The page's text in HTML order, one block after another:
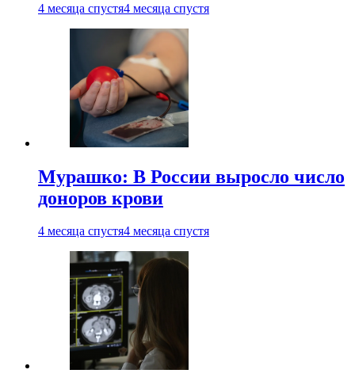
4 месяца спустя4 месяца спустя
Мурашко: В России выросло число
доноров крови
4 месяца спустя4 месяца спустя